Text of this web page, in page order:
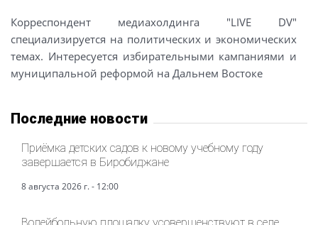
Корреспондент медиахолдинга "LIVE DV"
специализируется на политических и экономических
темах. Интересуется избирательными кампаниями и
муниципальной реформой на Дальнем Востоке
Последние новости
Приёмка детских садов к новому учебному году
завершается в Биробиджане
8 августа 2026 г. - 12:00